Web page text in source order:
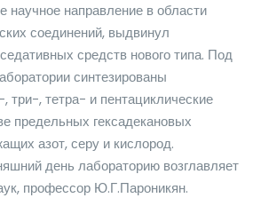
научное направление в области
соединений, выдвинул
средств нового типа. Под
синтезированы
три-, тетра- и пентациклические
предельных гексадекановых
азот, серу и кислород.
день лабораторию возглавляет
профессор Ю.Г.Пароникян.